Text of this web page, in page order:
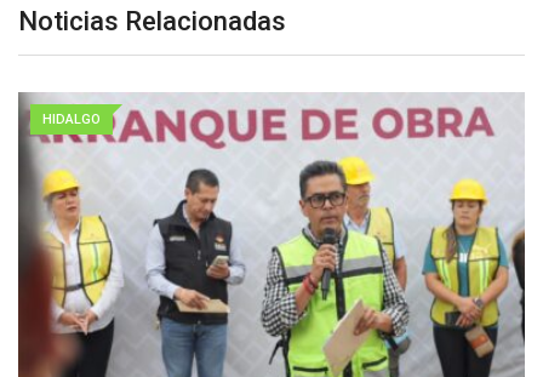
Noticias Relacionadas
HIDALGO